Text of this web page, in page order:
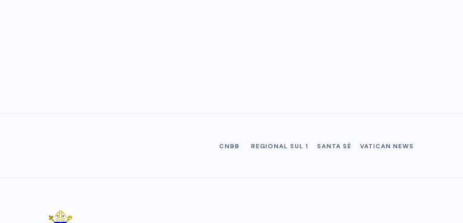
CNBB REGIONAL SUL 1 SANTA SÉ VATICAN NEWS